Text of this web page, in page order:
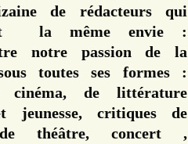
de rédacteurs qui
la même envie :
notre passion de la
toutes ses formes :
cinéma, de littérature
jeunesse, critiques de
théâtre, concert ,